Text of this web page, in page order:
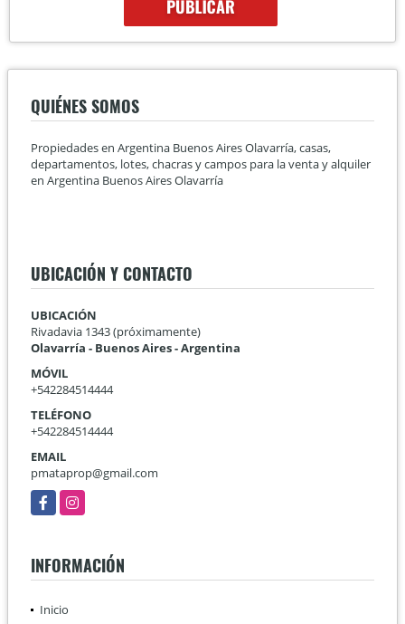
QUIÉNES SOMOS
Propiedades en Argentina Buenos Aires Olavarría, casas,
departamentos, lotes, chacras y campos para la venta y alquiler
en Argentina Buenos Aires Olavarría
UBICACIÓN Y CONTACTO
UBICACIÓN
Rivadavia 1343 (próximamente)
Olavarría - Buenos Aires - Argentina
MÓVIL
+542284514444
TELÉFONO
+542284514444
EMAIL
pmataprop@gmail.com
FacebookInstagram
INFORMACIÓN
Inicio